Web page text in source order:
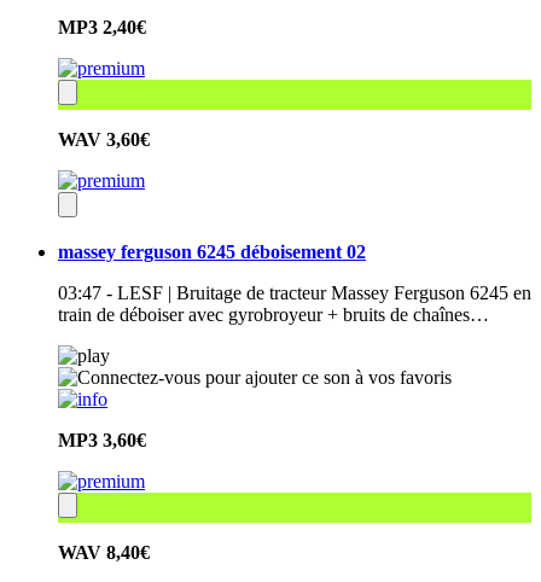
MP3 2,40€
WAV 3,60€
massey ferguson 6245 déboisement 02
03:47 - LESF | Bruitage de tracteur Massey Ferguson 6245 en
train de déboiser avec gyrobroyeur + bruits de chaînes…
MP3 3,60€
WAV 8,40€